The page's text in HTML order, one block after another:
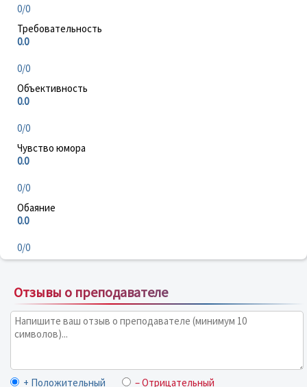
0/0
Требовательность
0.0
0/0
Объективность
0.0
0/0
Чувство юмора
0.0
0/0
Обаяние
0.0
0/0
Отзывы о преподавателе
+ Положительный – Отрицательный